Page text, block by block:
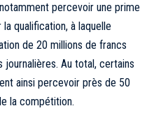
percevoir une prime
qualification, à laquelle
de 20 millions de francs
journalières. Au total, certains
ainsi percevoir près de 50
la compétition.